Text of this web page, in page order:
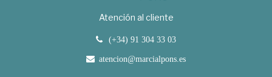
Atención al cliente
(+34) 91 304 33 03
atencion@marcialpons.es